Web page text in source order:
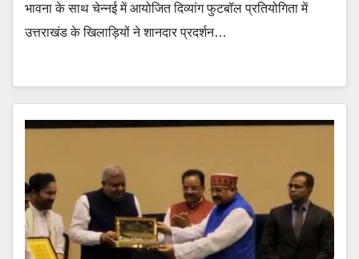
भावना के साथ चेन्नई में आयोजित दिव्यांग फुटबॉल प्रतियोगिता में
उत्तराखंड के खिलाड़ियों ने शानदार प्रदर्शन…